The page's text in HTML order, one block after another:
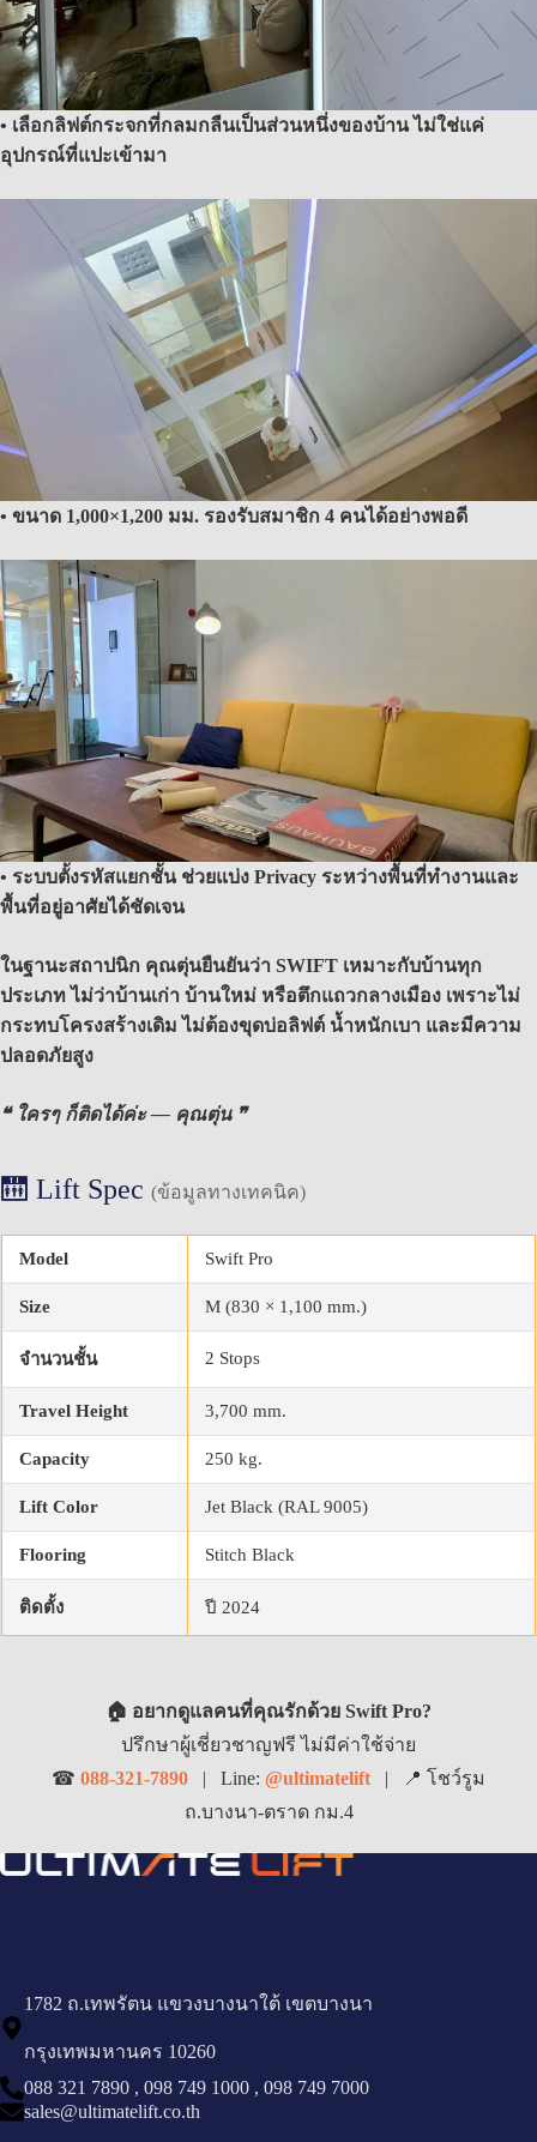
• เลือกลิฟต์กระจกที่กลมกลืนเป็นส่วนหนึ่งของบ้าน ไม่ใช่แค่
อุปกรณ์ที่แปะเข้ามา
• ขนาด 1,000×1,200 มม. รองรับสมาชิก 4 คนได้อย่างพอดี
• ระบบตั้งรหัสแยกชั้น ช่วยแบ่ง Privacy ระหว่างพื้นที่ทำงานและ
พื้นที่อยู่อาศัยได้ชัดเจน
ในฐานะสถาปนิก คุณตุ่นยืนยันว่า SWIFT เหมาะกับบ้านทุก
ประเภท ไม่ว่าบ้านเก่า บ้านใหม่ หรือตึกแถวกลางเมือง เพราะไม่
กระทบโครงสร้างเดิม ไม่ต้องขุดบ่อลิฟต์ น้ำหนักเบา และมีความ
ปลอดภัยสูง
❝ ใครๆ ก็ติดได้ค่ะ — คุณตุ่น ❞
🛗 Lift Spec (ข้อมูลทางเทคนิค)
Model Swift Pro
Size M (830 × 1,100 mm.)
จำนวนชั้น 2 Stops
Travel Height 3,700 mm.
Capacity 250 kg.
Lift Color Jet Black (RAL 9005)
Flooring Stitch Black
ติดตั้ง ปี 2024
🏠 อยากดูแลคนที่คุณรักด้วย Swift Pro?
ปรึกษาผู้เชี่ยวชาญฟรี ไม่มีค่าใช้จ่าย
☎ 088-321-7890 | Line: @ultimatelift |
📍 โชว์รูม
ถ.บางนา-ตราด กม.4
1782 ถ.เทพรัตน แขวงบางนาใต้ เขตบางนา
กรุงเทพมหานคร 10260
088 321 7890 , 098 749 1000 , 098 749 7000
sales@ultimatelift.co.th